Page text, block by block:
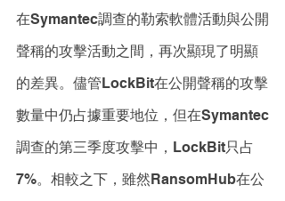
在Symantec調查的勒索軟體活動與公開
聲稱的攻擊活動之間，再次顯現了明顯
的差異。儘管LockBit在公開聲稱的攻擊
數量中仍占據重要地位，但在Symantec
調查的第三季度攻擊中，LockBit只占
7%。相較之下，雖然RansomHub在公